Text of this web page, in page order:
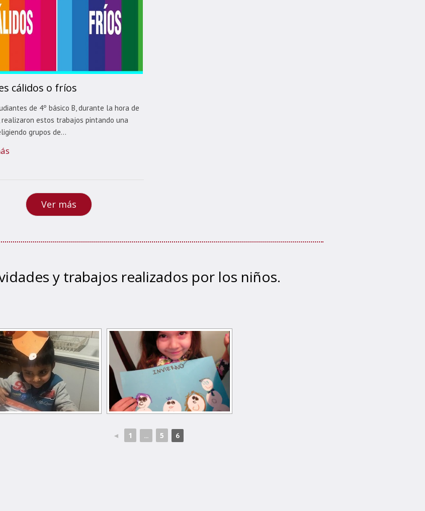
cálidos o fríos
de 4º básico B, durante la hora de
realizaron estos trabajos pintando una
grupos de...
Ver más
y trabajos realizados por los niños.
◄ 1 ... 5 6